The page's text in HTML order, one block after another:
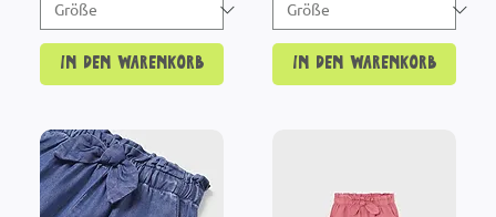
In den Warenkorb In den Warenkorb